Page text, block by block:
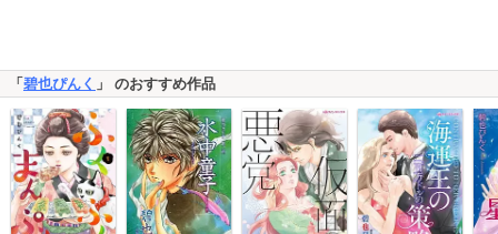
「 碧也ぴんく 」 のおすすめ作品